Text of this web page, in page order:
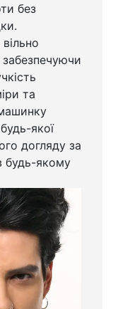
без
та
якої
догляду за
будь-якому